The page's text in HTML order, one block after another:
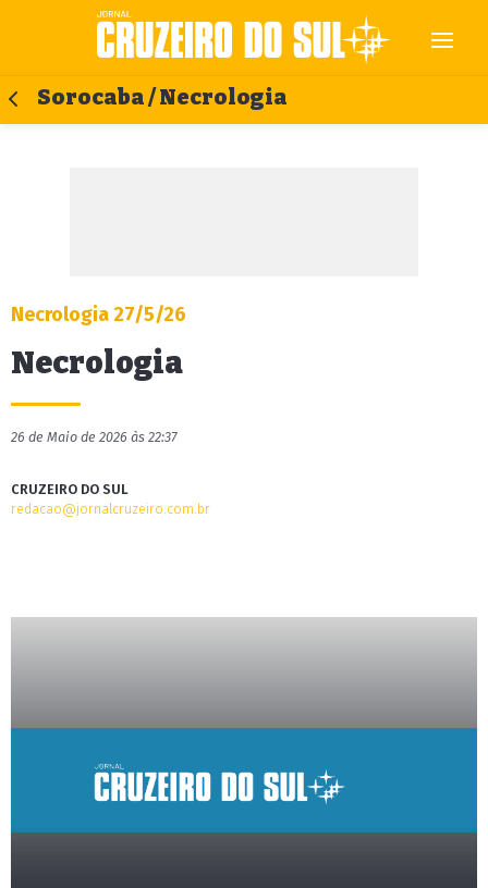
Sorocaba / Necrologia
Necrologia 27/5/26
Necrologia
26 de Maio de 2026 às 22:37
CRUZEIRO DO SUL
redacao@jornalcruzeiro.com.br